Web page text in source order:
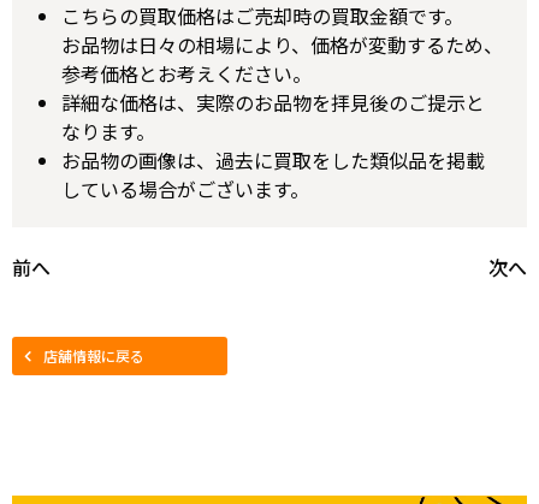
こちらの買取価格はご売却時の買取金額です。
お品物は日々の相場により、価格が変動するため、
参考価格とお考えください。
詳細な価格は、実際のお品物を拝見後のご提示と
なります。
お品物の画像は、過去に買取をした類似品を掲載
している場合がございます。
前へ 次へ
店舗情報に戻る